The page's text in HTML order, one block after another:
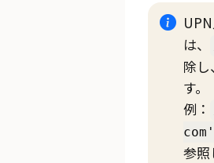
は、
除
す。
例：
参照